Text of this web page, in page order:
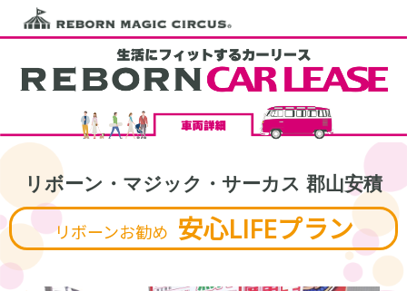
リボーン・マジック・サーカス 郡山安積
リボーンお勧め 安心LIFEプラン